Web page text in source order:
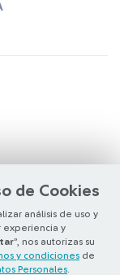
de Cookies
análisis de uso y
experiencia y
”, nos autorizas su
y condiciones de
Personales